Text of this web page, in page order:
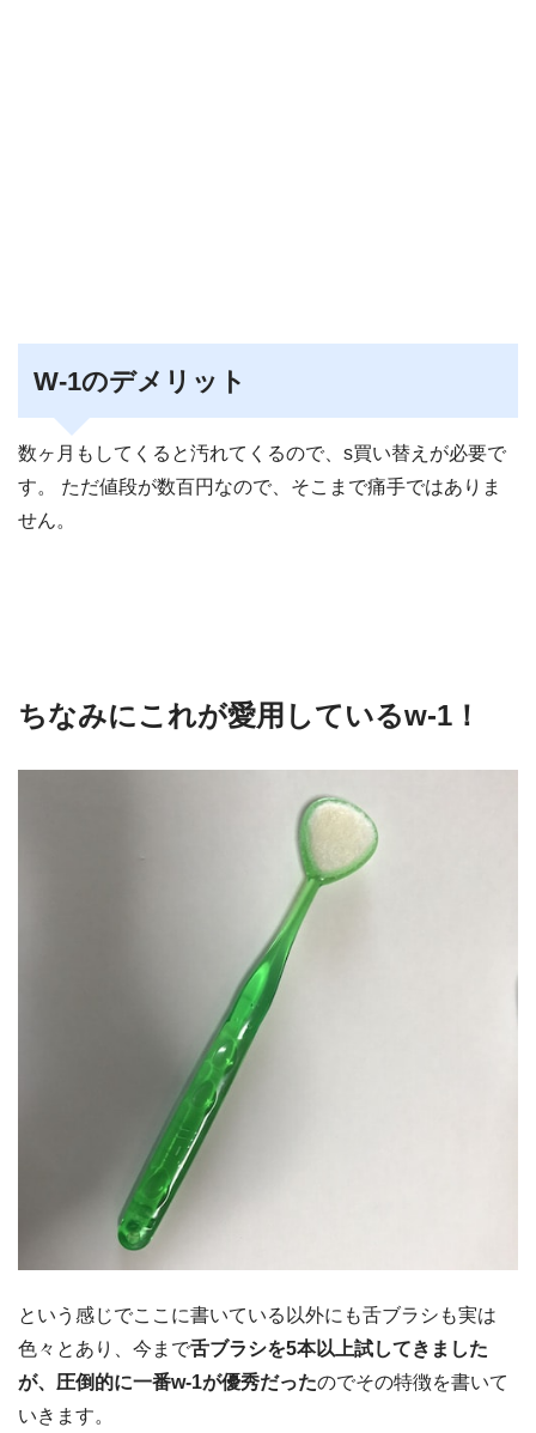
W-1のデメリット
数ヶ月もしてくると汚れてくるので、s買い替えが必要で
す。 ただ値段が数百円なので、そこまで痛手ではありま
せん。
ちなみにこれが愛用しているw-1！
という感じでここに書いている以外にも舌ブラシも実は
色々とあり、今まで舌ブラシを5本以上試してきました
が、圧倒的に一番w-1が優秀だったのでその特徴を書いて
いきます。